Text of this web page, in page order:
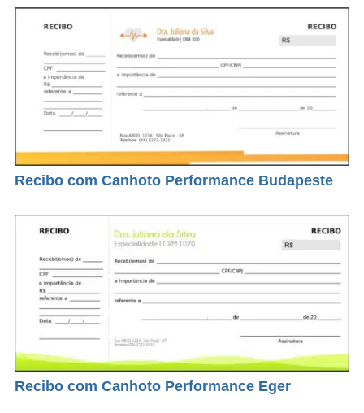
Recibo com Canhoto Performance Budapeste
Recibo com Canhoto Performance Eger